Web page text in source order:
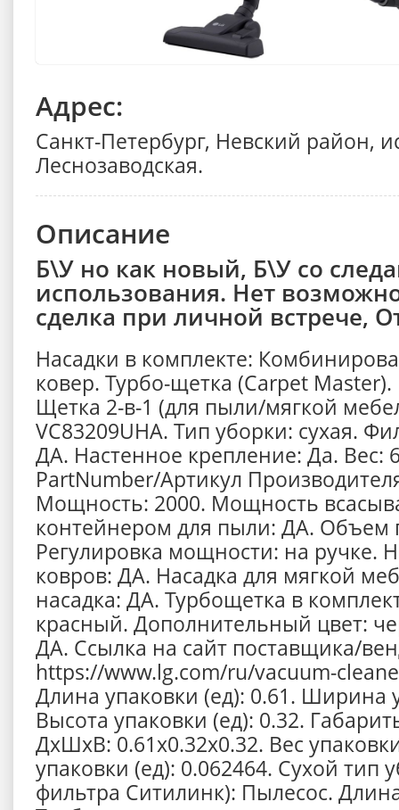
Адрес:
Санкт-Петербург, Невский район,
Леснозаводская.
Описание
Б\У но как новый, Б\У со
использования. Нет
сделка при личной встрече,
Насадки в комплекте:
ковер. Турбо-щетка (Carpet
Щетка 2-в-1 (для пыли/мягкой
VC83209UHA. Тип уборки: сухая.
ДА. Настенное крепление: Да. Вес:
PartNumber/Артикул
Мощность: 2000. Мощность
контейнером для пыли: ДА. Объем
Регулировка мощности: на ручке.
ковров: ДА. Насадка для мягкой
насадка: ДА. Турбощеткa в
красный. Дополнительный цвет:
ДА. Ссылка на сайт поставщика/
https://www.lg.com/ru/vacuum-
Длина упаковки (ед): 0.61. Ширина
Высота упаковки (ед): 0.32.
ДхШхВ: 0.61x0.32x0.32. Вес
упаковки (ед): 0.062464. Сухой тип
фильтра Ситилинк): Пылесос.